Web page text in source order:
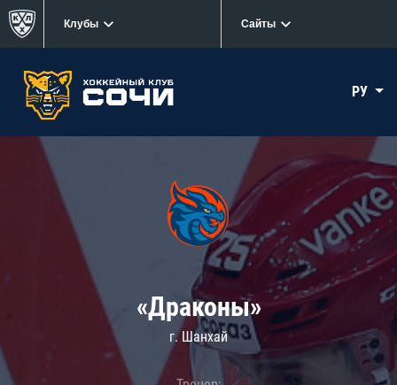
Клубы Сайты
РУ
«Драконы»
г. Шанхай